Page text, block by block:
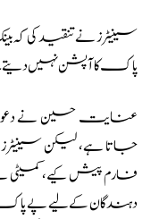
سینیٹرز نے تنقید کی
پاک کا آپشن نہیں
عنایت حسین نے دعویٰ
جاتا ہے، لیکن
فارم پیش کیے، کمیٹی
دہندگان کے لیے پے